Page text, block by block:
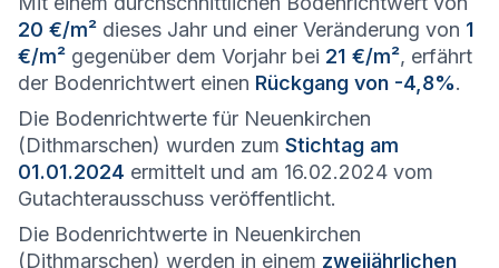
20 €/m² dieses Jahr und einer Veränderung von 1
€/m² gegenüber dem Vorjahr bei 21 €/m², erfährt
der Bodenrichtwert einen Rückgang von -4,8%.
Die Bodenrichtwerte für Neuenkirchen
(Dithmarschen) wurden zum Stichtag am
01.01.2024 ermittelt und am 16.02.2024 vom
Gutachterausschuss veröffentlicht.
Die Bodenrichtwerte in Neuenkirchen
(Dithmarschen) werden in einem zweijährlichen